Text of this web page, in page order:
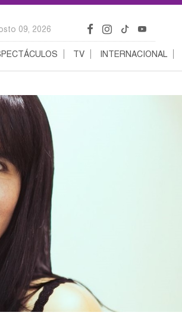
09, 2026
TV INTERNACIONAL